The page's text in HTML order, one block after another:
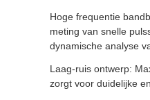
Hoge frequentie
meting van snelle
dynamische analyse
Laag-ruis ontwerp:
zorgt voor duidelijke